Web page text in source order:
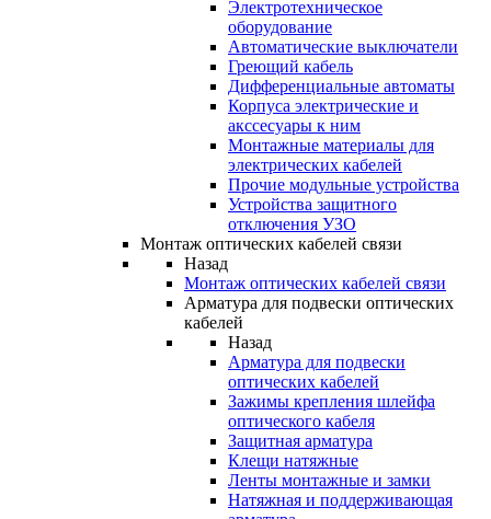
Электротехническое
оборудование
Автоматические выключатели
Греющий кабель
Дифференциальные автоматы
Корпуса электрические и
акссесуары к ним
Монтажные материалы для
электрических кабелей
Прочие модульные устройства
Устройства защитного
отключения УЗО
Монтаж оптических кабелей связи
Назад
Монтаж оптических кабелей связи
Арматура для подвески оптических
кабелей
Назад
Арматура для подвески
оптических кабелей
Зажимы крепления шлейфа
оптического кабеля
Защитная арматура
Клещи натяжные
Ленты монтажные и замки
Натяжная и поддерживающая